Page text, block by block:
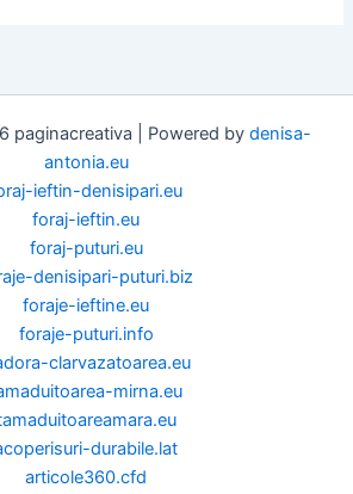
paginacreativa | Powered by denisa-
antonia.eu
ieftin-denisipari.eu
foraj-ieftin.eu
foraj-puturi.eu
denisipari-puturi.biz
foraje-ieftine.eu
foraje-puturi.info
clarvazatoarea.eu
mirna.eu
durabile.lat
articole360.cfd